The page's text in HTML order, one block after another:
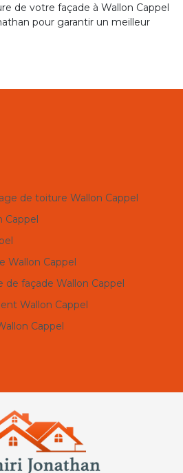
de votre façade à Wallon Cappel
pour garantir un meilleur
de toiture Wallon Cappel
Cappel
Wallon Cappel
façade Wallon Cappel
Wallon Cappel
Cappel